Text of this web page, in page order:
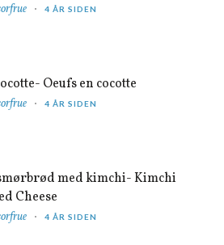
4 ÅR SIDEN
Oeufs en cocotte
4 ÅR SIDEN
med kimchi- Kimchi
Cheese
4 ÅR SIDEN